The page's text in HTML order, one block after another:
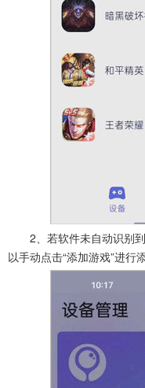
2、若软件未自动识别
以手动点击“添加游戏”进行添